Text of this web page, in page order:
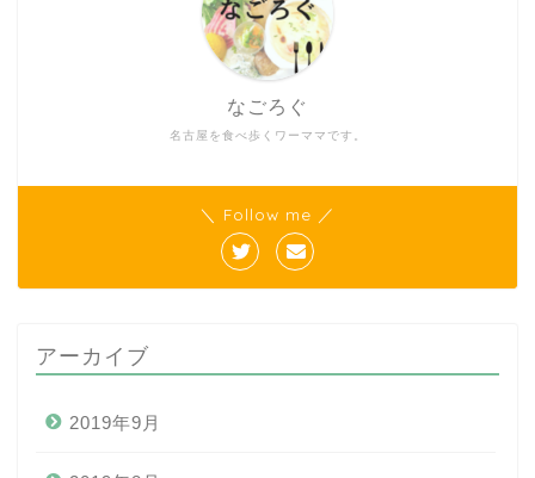
名古屋を食べ歩くワーママです。
なごろぐ
＼ Follow me ／
アーカイブ
2019年9月